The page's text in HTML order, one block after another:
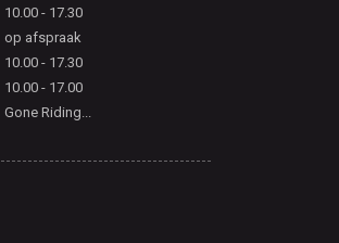
10.00 - 17.30
op afspraak
10.00 - 17.30
10.00 - 17.00
Gone Riding...